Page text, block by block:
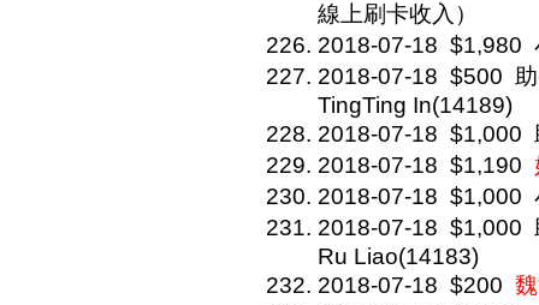
線上刷卡收入）
2018-07-18 $1,980
2018-07-18 $500
TingTing In(14189)
2018-07-18 $1,000
2018-07-18 $1,190
2018-07-18 $1,000
2018-07-18 $1,000
Ru Liao(14183)
2018-07-18 $200